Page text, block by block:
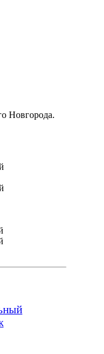
Новгорода.